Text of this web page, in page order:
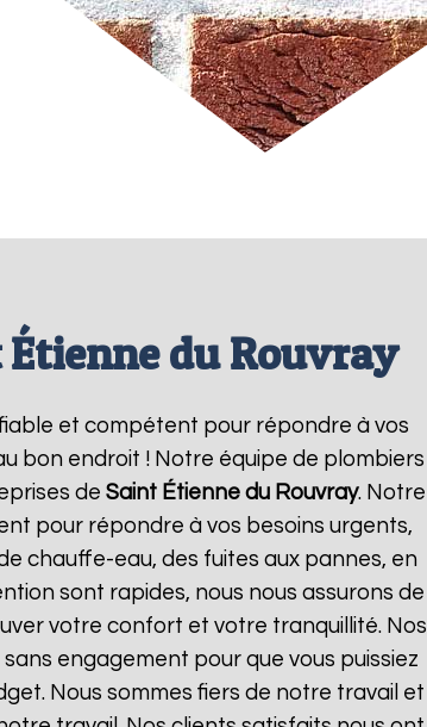
du Rouvray
et compétent pour répondre à vos
bon endroit ! Notre équipe de plombiers
de Saint Étienne du Rouvray. Notre
pour répondre à vos besoins urgents,
chauffe-eau, des fuites aux pannes, en
sont rapides, nous nous assurons de
votre confort et votre tranquillité. Nos
engagement pour que vous puissiez
Nous sommes fiers de notre travail et